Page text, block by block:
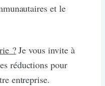
et le
?Je vous invite à
réductions pour
entreprise.